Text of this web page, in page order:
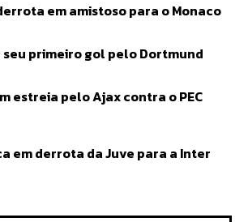
em amistoso para o Monaco
primeiro gol pelo Dortmund
estreia pelo Ajax contra o PEC
em derrota da Juve para a Inter